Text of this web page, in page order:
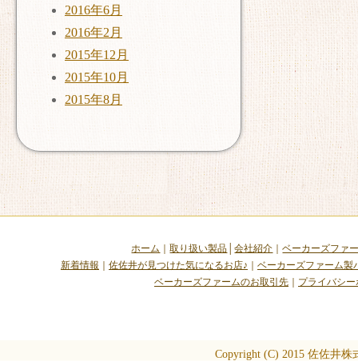
2016年6月
2016年2月
2015年12月
2015年10月
2015年8月
ホーム ｜取り扱い製品 │会社紹介 ｜ベーカーズファ
新着情報
佐佐井が見つけた気になるお店♪
ベーカーズファーム製
ベーカーズファームのお取引先
プライバシ
Copyright (C) 2015佐佐井株